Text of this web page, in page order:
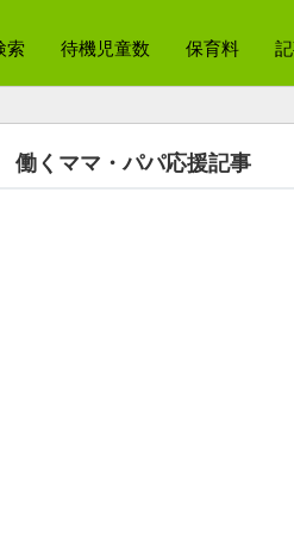
索 待機児童数 保育料
働くママ・パパ応援記事